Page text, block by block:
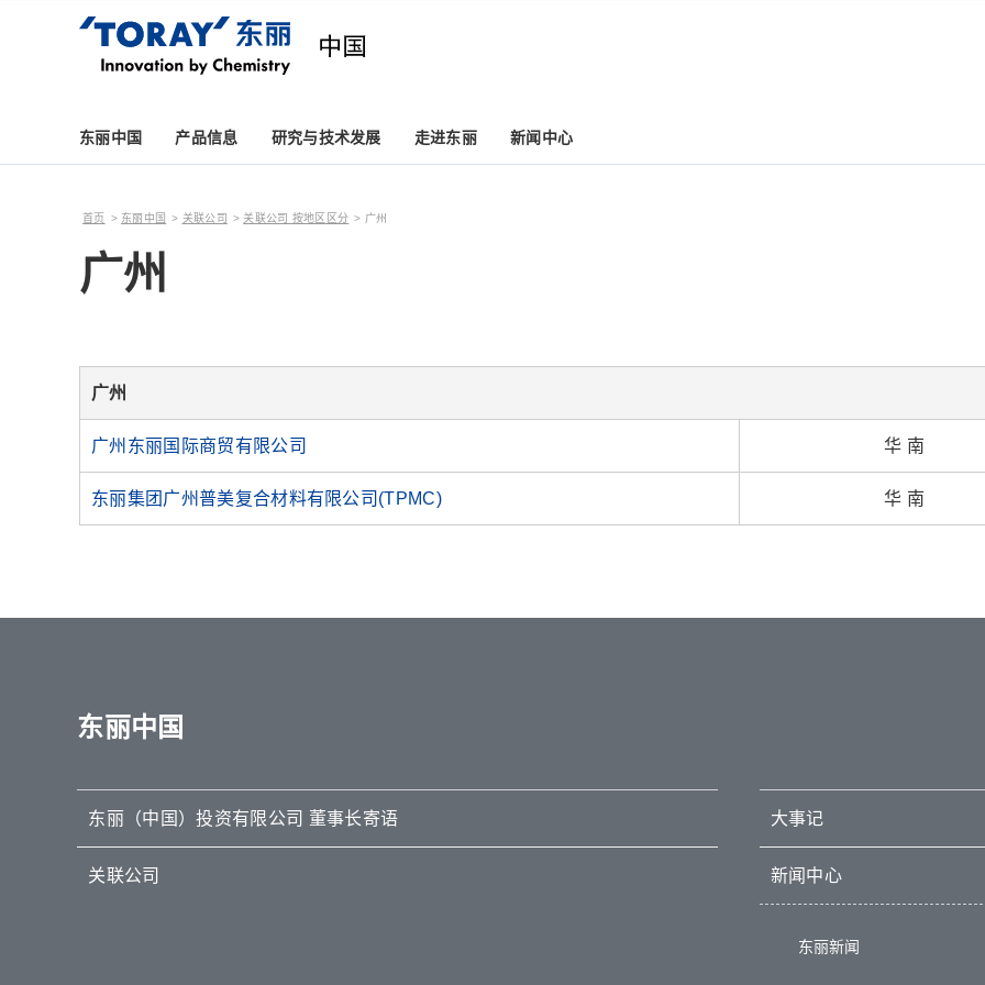
东丽中国 产品信息 研究与技术发展 走进东丽 新闻中心
首页 东丽中国 关联公司 关联公司 按地区区分 广州
广州
广州
广州东丽国际商贸有限公司 华 南
东丽集团广州普美复合材料有限公司(TPMC) 华 南
东丽中国
东丽（中国）投资有限公司 董事长寄语 大事记
关联公司 新闻中心
东丽新闻